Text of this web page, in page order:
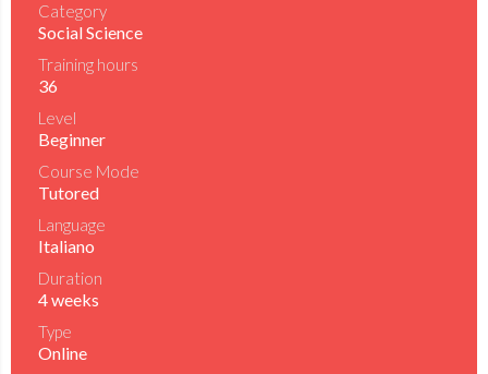
Category
Social Science
Training hours
36
Level
Beginner
Course Mode
Tutored
Language
Italiano
Duration
4 weeks
Type
Online